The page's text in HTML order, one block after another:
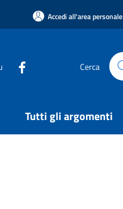
Accedi all'area personale
Cerca
Tutti gli argomenti